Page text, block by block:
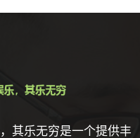
其乐无穷是一个提供丰